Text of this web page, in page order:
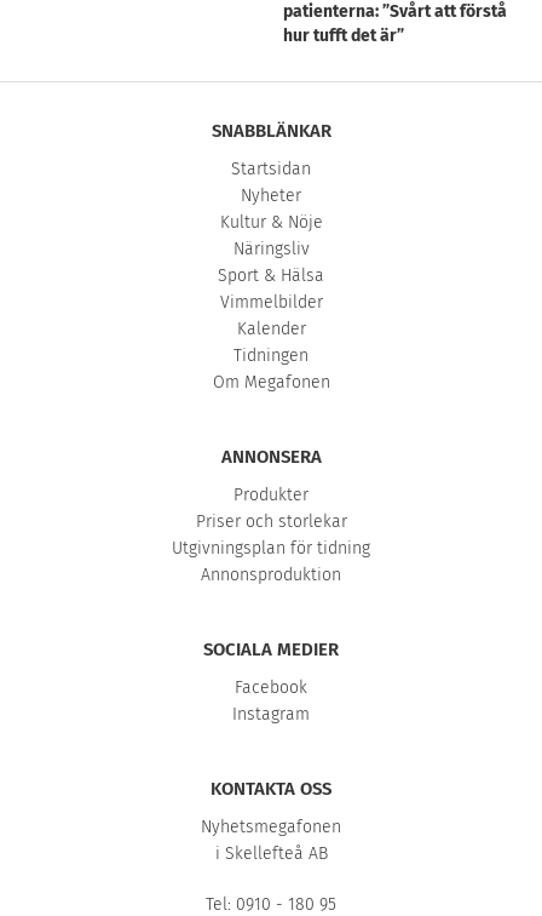
patienterna: ”Svårt att förstå
hur tufft det är”
SNABBLÄNKAR
Startsidan
Nyheter
Kultur & Nöje
Näringsliv
Sport & Hälsa
Vimmelbilder
Kalender
Tidningen
Om Megafonen
ANNONSERA
Produkter
Priser och storlekar
Utgivningsplan för tidning
Annonsproduktion
SOCIALA MEDIER
Facebook
Instagram
KONTAKTA OSS
Nyhetsmegafonen
i Skellefteå AB
Tel: 0910 - 180 95